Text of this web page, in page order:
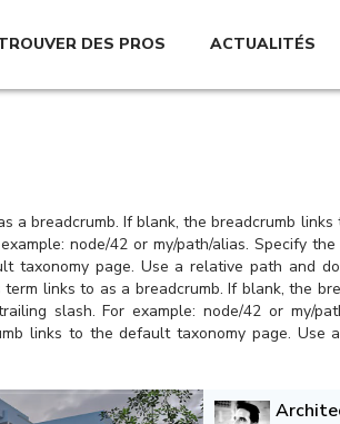
DES PROS ACTUALITÉS
a breadcrumb. If blank, the breadcrumb
node/42 or my/path/alias. Specify
taxonomy page. Use a relative path and
links to as a breadcrumb. If blank, the
slash. For example: node/42 or my/
links to the default taxonomy page.